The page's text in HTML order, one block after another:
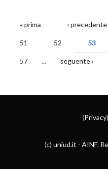
PAGINE
« prima ‹ precedente
51 52 53
57 … seguente ›
(Privacy
(c) uniud.it - AINF.